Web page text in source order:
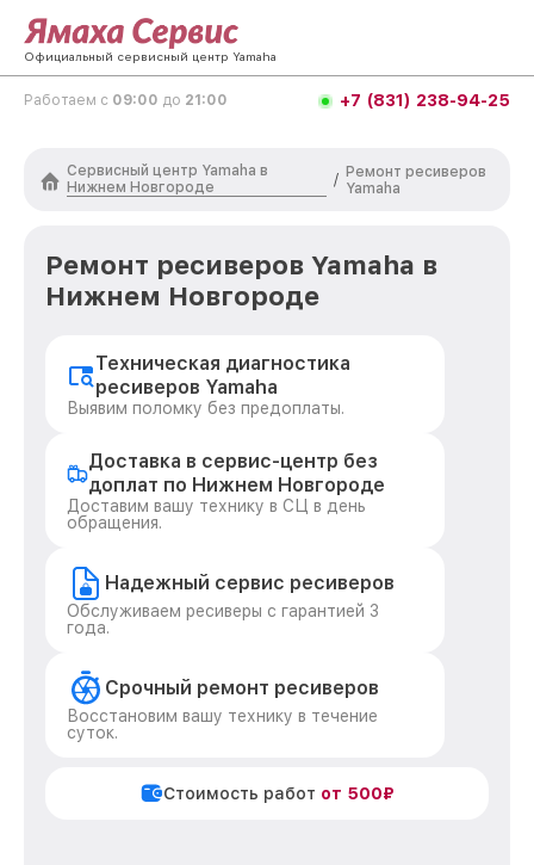
Официальный сервисный центр Yamaha
Работаем с 09:00 до 21:00 +7 (831) 238-94-25
Сервисный центр Yamaha в
Нижнем Новгороде
/ Ремонт ресиверов
Yamaha
Ремонт ресиверов Yamaha в
Нижнем Новгороде
Техническая диагностика
ресиверов Yamaha
Выявим поломку без предоплаты.
Доставка в сервис-центр без
доплат по Нижнем Новгороде
Доставим вашу технику в СЦ в день
обращения.
Надежный сервис ресиверов
Обслуживаем ресиверы с гарантией 3
года.
Срочный ремонт ресиверов
Восстановим вашу технику в течение
суток.
Стоимость работ от 500₽